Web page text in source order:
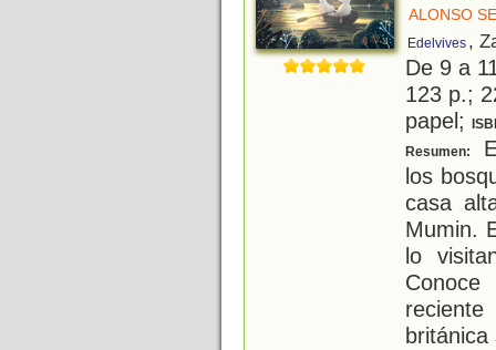
ALONSO
Edelvives ,
De 9 a
123 p.;
papel;
Resumen:
los
casa
Mumin.
lo
británica